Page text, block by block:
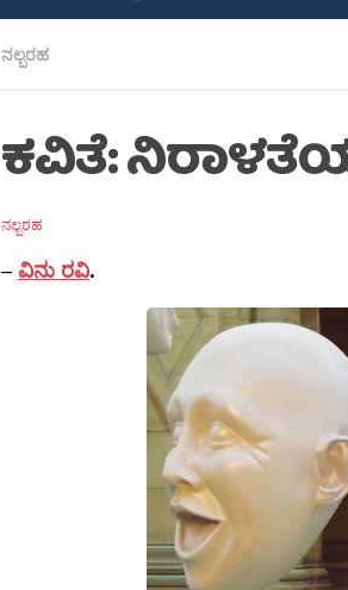
ನಲ್ಬರಹ
ಕವಿತೆ:
ನಲ್ಬರಹ
– ವಿನು ರವಿ.